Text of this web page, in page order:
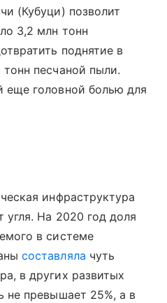
(Кубуци) позволит
3,2 млн тонн
поднятие в
песчаной пыли.
еще головной болью для
инфраструктура
угля. На 2020 год доля
в системе
составляла чуть
в других развитых
не превышает 25%, а в